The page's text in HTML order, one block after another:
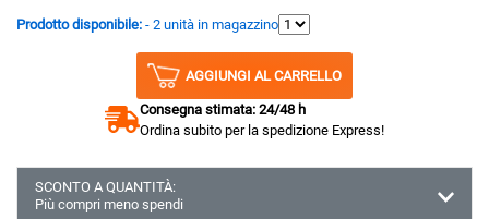
Prodotto disponibile: - 2 unità in magazzino
AGGIUNGI AL CARRELLO
Consegna stimata: 24/48 h
Ordina subito per la spedizione Express!
SCONTO A QUANTITÀ:
Più compri meno spendi